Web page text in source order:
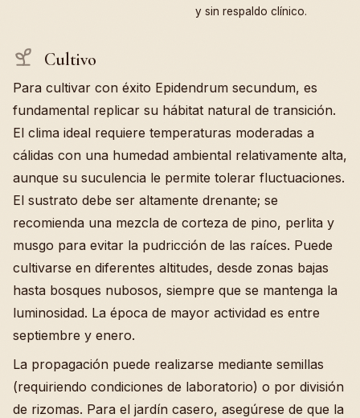
y sin respaldo clínico.
Cultivo
Para cultivar con éxito Epidendrum secundum, es
fundamental replicar su hábitat natural de transición.
El clima ideal requiere temperaturas moderadas a
cálidas con una humedad ambiental relativamente alta,
aunque su suculencia le permite tolerar fluctuaciones.
El sustrato debe ser altamente drenante; se
recomienda una mezcla de corteza de pino, perlita y
musgo para evitar la pudricción de las raíces. Puede
cultivarse en diferentes altitudes, desde zonas bajas
hasta bosques nubosos, siempre que se mantenga la
luminosidad. La época de mayor actividad es entre
septiembre y enero.
La propagación puede realizarse mediante semillas
(requiriendo condiciones de laboratorio) o por división
de rizomas. Para el jardín casero, asegúrese de que la